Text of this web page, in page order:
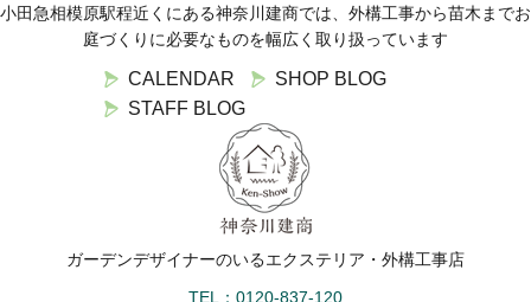
小田急相模原駅程近くにある神奈川建商では、外構工事から苗木までお
庭づくりに必要なものを幅広く取り扱っています
CALENDAR
SHOP BLOG
STAFF BLOG
ガーデンデザイナーのいるエクステリア・外構工事店
TEL：0120-837-120